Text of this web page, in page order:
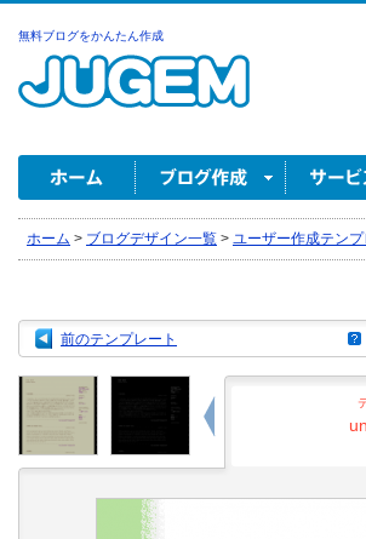
無料ブログをかんたん作成
ホーム > ブログデザイン一覧 > ユーザー作成テンプ
前のテンプレート